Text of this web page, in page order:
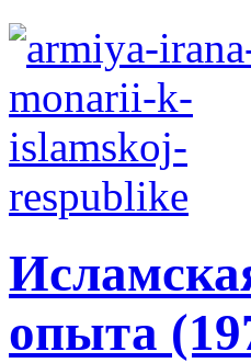
опыта